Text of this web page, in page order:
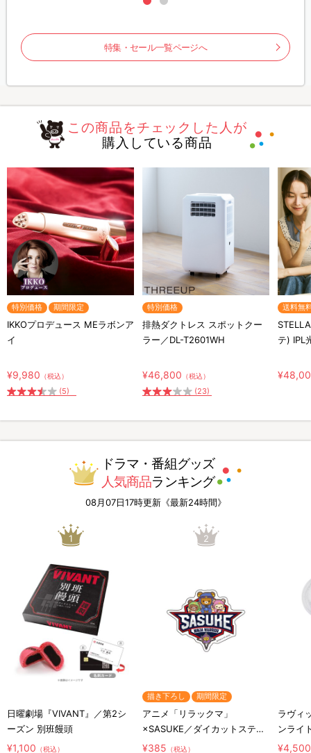
特集・セール一覧ページへ
この商品をチェックした人が
購入している商品
特別価格 期間限定
IKKOプロデュース MEラボンア
イ
¥9,980 （税込）
(5)
特別価格
排熱ダクトレス スポットクー
ラー／DL-T2601WH
¥46,800 （税込）
(23)
送料無
テ) IPL
ドラマ・番組グッズ
人気商品ランキング
08月07日17時更新《最新24時間》
1
日曜劇場『VIVANT』／第2シ
ーズン 別班饅頭
¥1,100 （税込）
2
描き下ろし 期間限定
アニメ「リラックマ」
×SASUKE／ダイカットステッ
カー／コラボロゴ
¥385 （税込）
ラヴィ
ンライ
¥4,500